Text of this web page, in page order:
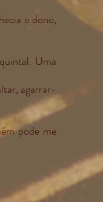
o dono,
Uma
agarrar-
pode me